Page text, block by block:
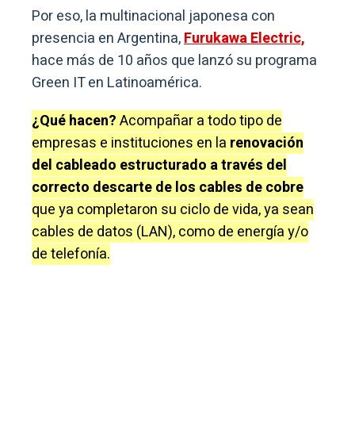
Por eso, la multinacional japonesa con
presencia en Argentina,Furukawa Electric,
hace más de 10 años que lanzó su programa
Green IT en Latinoamérica.
¿Qué hacen?Acompañar a todo tipo de
empresas e instituciones en la renovación
del cableado estructurado a través del
correcto descarte de los cables de cobre
que ya completaron su ciclo de vida, ya sean
cables de datos (LAN), como de energía y/o
de telefonía.